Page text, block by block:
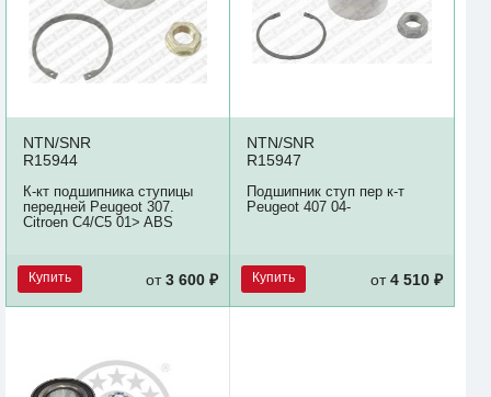
NTN/SNR
R15944
К-кт подшипника ступицы
передней Peugeot 307.
Citroen C4/C5 01> ABS
Купить от3 600 ₽
NTN/SNR
R15947
Подшипник ступ пер к-т
Peugeot 407 04-
Купить от4 510 ₽